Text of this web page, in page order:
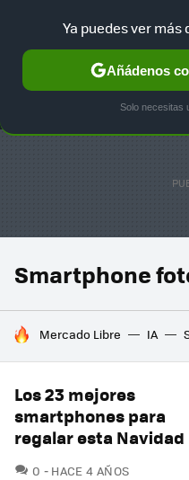
MENÚ
GAMING
Smartphone
HOY SE HABLA DE
Mercado Libre IA
Los 23 mejores
smartphones para
regalar esta Navidad
0 COMENTARIOS
HACE 4 AÑOS
Ya puedes ver más
Añádenos
Solo necesitas